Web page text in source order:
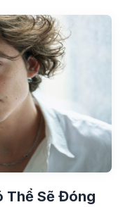
Thể Sẽ Đóng